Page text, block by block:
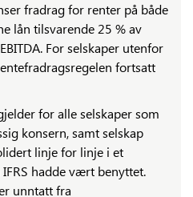
fradrag for renter på både
lån tilsvarende 25 % av
For selskaper utenfor
fortsatt
for alle selskaper som
konsern, samt selskap
linje for linje i et
hadde vært benyttet.
unntatt fra